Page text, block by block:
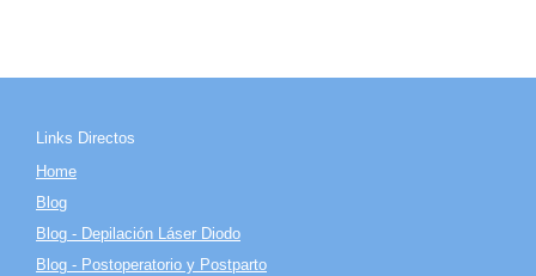
Links Directos
Home
Blog
Blog - Depilación Láser Diodo
Blog - Postoperatorio y Postparto